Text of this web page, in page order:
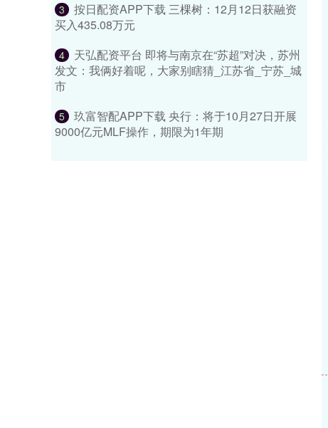
3
按日配资APP下载 三棵树：12月12日获融资
买入435.08万元
4
天弘配资平台 即将与南京在“苏超”对决，苏州
发文：我俩好着呢，大家别瞎猜_江苏省_宁苏_城
市
5
玖富智配APP下载 央行：将于10月27日开展
9000亿元MLF操作，期限为1年期